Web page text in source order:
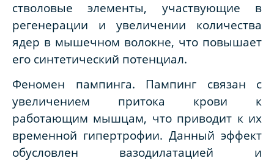
стволовые элементы, участвующие в
регенерации и увеличении количества
ядер в мышечном волокне, что повышает
его синтетический потенциал.
Феномен пампинга. Пампинг связан с
увеличением притока крови к
работающим мышцам, что приводит к их
временной гипертрофии. Данный эффект
обусловлен вазодилатацией и